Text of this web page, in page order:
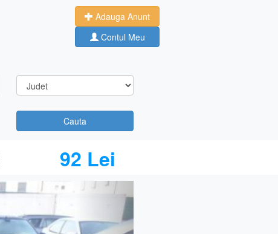
Adauga Anunt
Contul Meu
Cauta
92 Lei
Next